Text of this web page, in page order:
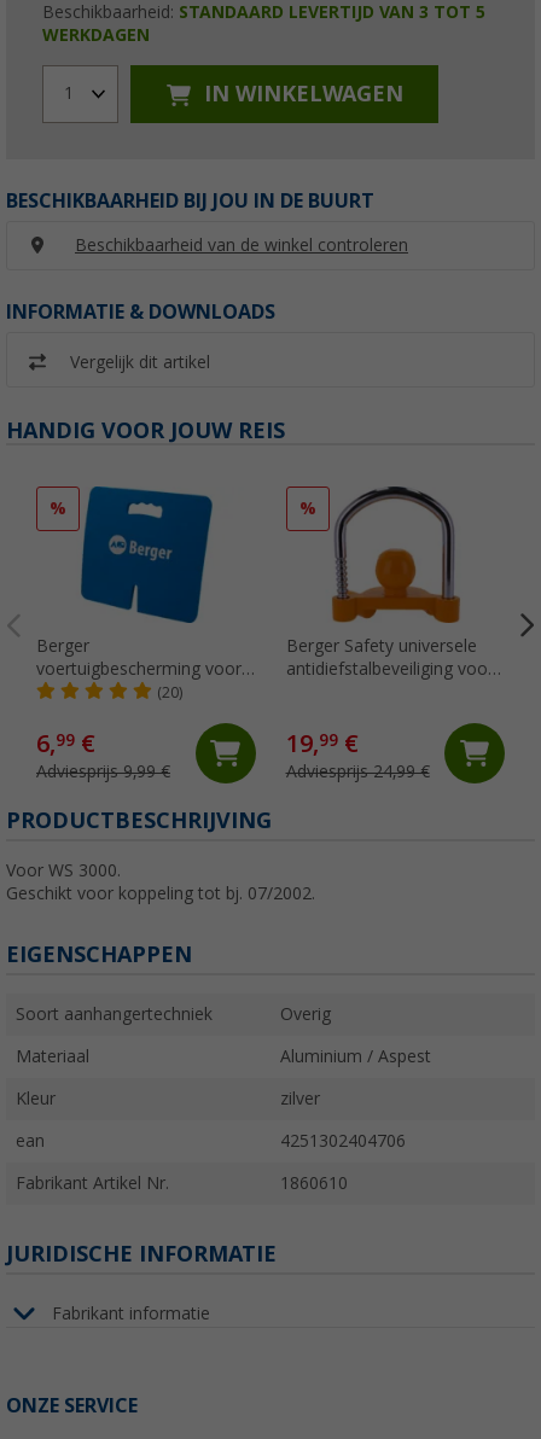
Beschikbaarheid: STANDAARD LEVERTIJD VAN 3 TOT 5
WERKDAGEN
1 IN WINKELWAGEN
BESCHIKBAARHEID BIJ JOU IN DE BUURT
Beschikbaarheid van de winkel controleren
INFORMATIE & DOWNLOADS
Vergelijk dit artikel
HANDIG VOOR JOUW REIS
%
Berger
voertuigbescherming voor
de aanhangerkoppeling
(20)
6,99 €
Adviesprijs 9,99 €
%
Berger Safety universele
antidiefstalbeveiliging voor
19,99€
Adviesprijs 24,99 €
PRODUCTBESCHRIJVING
Voor WS 3000.
Geschikt voor koppeling tot bj. 07/2002.
EIGENSCHAPPEN
Soort aanhangertechniek Overig
Materiaal Aluminium / Aspest
Kleur zilver
ean 4251302404706
Fabrikant Artikel Nr. 1860610
JURIDISCHE INFORMATIE
Fabrikant informatie
ONZE SERVICE